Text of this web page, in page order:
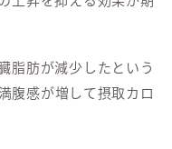
脂肪が減少したという
腹感が増して摂取カロ